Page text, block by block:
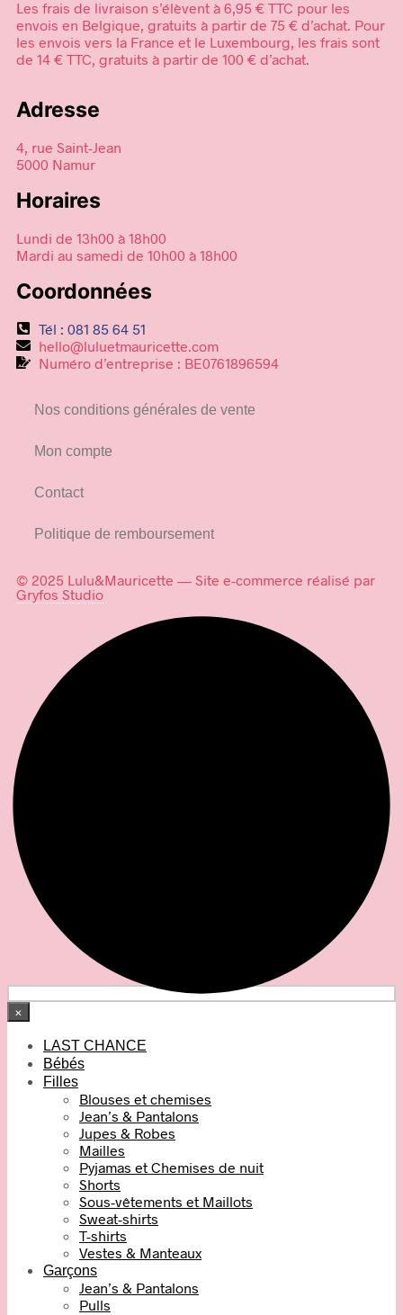
Les frais de livraison s’élèvent à 6,95 € TTC pour les
envois en Belgique, gratuits à partir de 75 € d’achat. Pour
les envois vers la France et le Luxembourg, les frais sont
de 14 € TTC, gratuits à partir de 100 € d’achat.
Adresse
4, rue Saint-Jean
5000 Namur
Horaires
Lundi de 13h00 à 18h00
Mardi au samedi de 10h00 à 18h00
Coordonnées
Tél : 081 85 64 51
hello@luluetmauricette.com
Numéro d’entreprise : BE0761896594
Nos conditions générales de vente
Mon compte
Contact
Politique de remboursement
© 2025 Lulu&Mauricette — Site e-commerce réalisé par
Gryfos Studio
×
LAST CHANCE
Bébés
Filles
Blouses et chemises
Jean’s & Pantalons
Jupes & Robes
Mailles
Pyjamas et Chemises de nuit
Shorts
Sous-vêtements et Maillots
Sweat-shirts
T-shirts
Vestes & Manteaux
Garçons
Jean’s & Pantalons
Pulls